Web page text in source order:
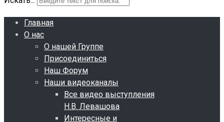
Главная
О нас
О нашей Группе
Присоединиться
Наш Форум
Наши видеоканалы
Все видео выступления
Н.В. Левашова
Интересные и